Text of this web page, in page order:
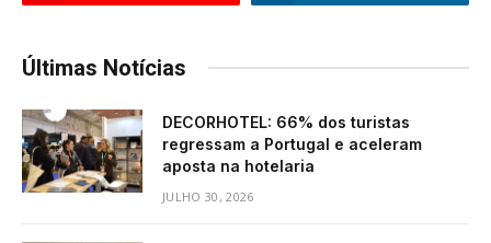
Últimas Notícias
DECORHOTEL: 66% dos turistas
regressam a Portugal e aceleram
aposta na hotelaria
JULHO 30, 2026